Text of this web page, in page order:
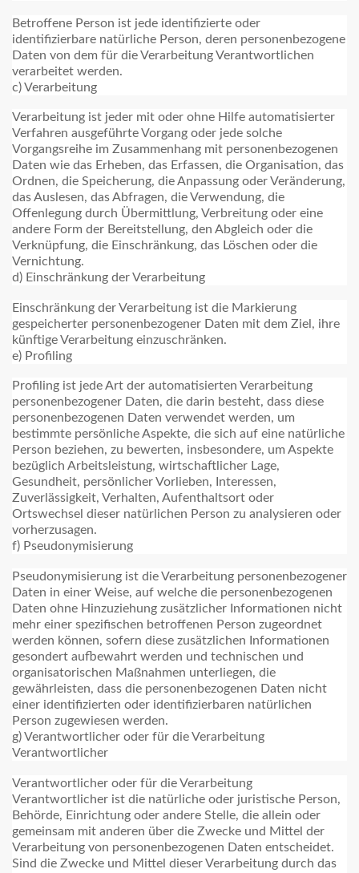
Betroffene Person ist jede identifizierte oder
identifizierbare natürliche Person, deren personenbezogene
Daten von dem für die Verarbeitung Verantwortlichen
verarbeitet werden.
c) Verarbeitung
Verarbeitung ist jeder mit oder ohne Hilfe automatisierter
Verfahren ausgeführte Vorgang oder jede solche
Vorgangsreihe im Zusammenhang mit personenbezogenen
Daten wie das Erheben, das Erfassen, die Organisation, das
Ordnen, die Speicherung, die Anpassung oder Veränderung,
das Auslesen, das Abfragen, die Verwendung, die
Offenlegung durch Übermittlung, Verbreitung oder eine
andere Form der Bereitstellung, den Abgleich oder die
Verknüpfung, die Einschränkung, das Löschen oder die
Vernichtung.
d) Einschränkung der Verarbeitung
Einschränkung der Verarbeitung ist die Markierung
gespeicherter personenbezogener Daten mit dem Ziel, ihre
künftige Verarbeitung einzuschränken.
e) Profiling
Profiling ist jede Art der automatisierten Verarbeitung
personenbezogener Daten, die darin besteht, dass diese
personenbezogenen Daten verwendet werden, um
bestimmte persönliche Aspekte, die sich auf eine natürliche
Person beziehen, zu bewerten, insbesondere, um Aspekte
bezüglich Arbeitsleistung, wirtschaftlicher Lage,
Gesundheit, persönlicher Vorlieben, Interessen,
Zuverlässigkeit, Verhalten, Aufenthaltsort oder
Ortswechsel dieser natürlichen Person zu analysieren oder
vorherzusagen.
f) Pseudonymisierung
Pseudonymisierung ist die Verarbeitung personenbezogener
Daten in einer Weise, auf welche die personenbezogenen
Daten ohne Hinzuziehung zusätzlicher Informationen nicht
mehr einer spezifischen betroffenen Person zugeordnet
werden können, sofern diese zusätzlichen Informationen
gesondert aufbewahrt werden und technischen und
organisatorischen Maßnahmen unterliegen, die
gewährleisten, dass die personenbezogenen Daten nicht
einer identifizierten oder identifizierbaren natürlichen
Person zugewiesen werden.
g) Verantwortlicher oder für die Verarbeitung
Verantwortlicher
Verantwortlicher oder für die Verarbeitung
Verantwortlicher ist die natürliche oder juristische Person,
Behörde, Einrichtung oder andere Stelle, die allein oder
gemeinsam mit anderen über die Zwecke und Mittel der
Verarbeitung von personenbezogenen Daten entscheidet.
Sind die Zwecke und Mittel dieser Verarbeitung durch das